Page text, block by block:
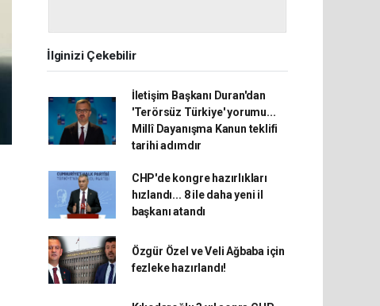
İlginizi Çekebilir
İletişim Başkanı Duran'dan
'Terörsüz Türkiye' yorumu...
Millî Dayanışma Kanun teklifi
tarihi adımdır
CHP'de kongre hazırlıkları
hızlandı... 8 ile daha yeni il
başkanı atandı
Özgür Özel ve Veli Ağbaba için
fezleke hazırlandı!